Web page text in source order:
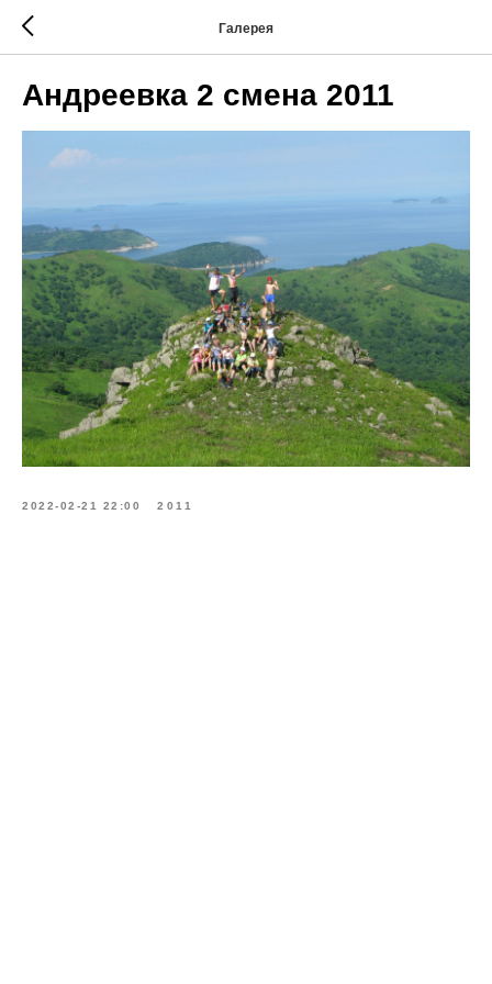
Галерея
Андреевка 2 смена 2011
2022-02-21 22:00 2011